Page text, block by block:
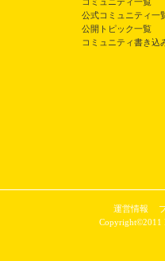
公式コミュニティ一
公開トピック一覧
コミュニティ書き込
運営情報
Copyright©2011